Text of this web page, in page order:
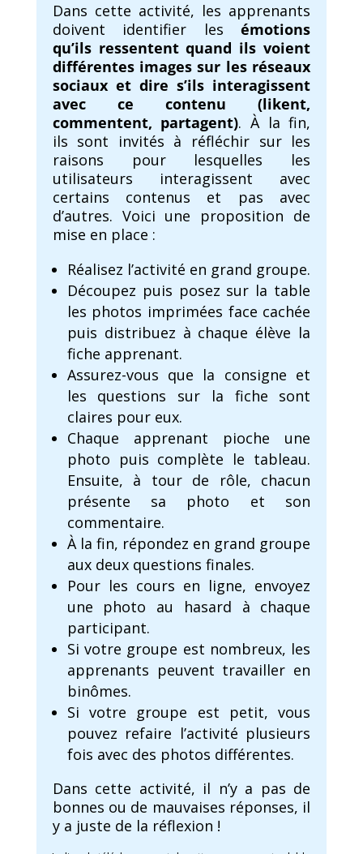
Dans cette activité, les apprenants
doivent identifier les émotions
qu’ils ressentent quand ils voient
différentes images sur les réseaux
sociaux et dire s’ils interagissent
avec ce contenu (likent,
commentent, partagent). À la fin,
ils sont invités à réfléchir sur les
raisons pour lesquelles les
utilisateurs interagissent avec
certains contenus et pas avec
d’autres. Voici une proposition de
mise en place :
Réalisez l’activité en grand groupe.
Découpez puis posez sur la table
les photos imprimées face cachée
puis distribuez à chaque élève la
fiche apprenant.
Assurez-vous que la consigne et
les questions sur la fiche sont
claires pour eux.
Chaque apprenant pioche une
photo puis complète le tableau.
Ensuite, à tour de rôle, chacun
présente sa photo et son
commentaire.
À la fin, répondez en grand groupe
aux deux questions finales.
Pour les cours en ligne, envoyez
une photo au hasard à chaque
participant.
Si votre groupe est nombreux, les
apprenants peuvent travailler en
binômes.
Si votre groupe est petit, vous
pouvez refaire l’activité plusieurs
fois avec des photos différentes.
Dans cette activité, il n’y a pas de
bonnes ou de mauvaises réponses, il
y a juste de la réflexion !